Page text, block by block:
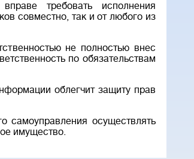
требовать исполнения
совместно, так и от любого из
не полностью внес
по обязательствам
облегчит защиту прав
самоуправления осуществлять
имущество.